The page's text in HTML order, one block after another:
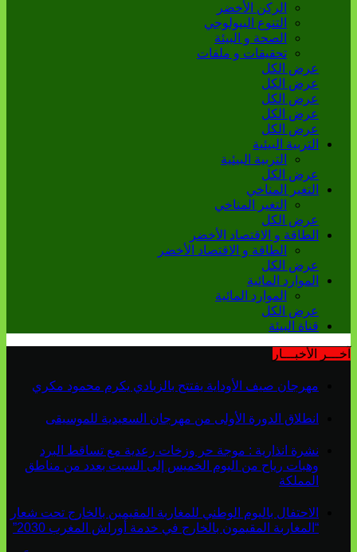
الركن الأخضر
التنوع البيولوجي
الصحة و البيئة
تحقيقات و ملفات
عرض الكل
عرض الكل
عرض الكل
عرض الكل
عرض الكل
التربية البيئية
التربية البيئية
عرض الكل
التغير المناخي
التغير المناخي
عرض الكل
الطاقة و الاقتصاد الأخضر
الطاقة و الاقتصاد الأخضر
عرض الكل
الموارد المائية
الموارد المائية
عرض الكل
قناة البيئة
آخـــر الأخبـــار
مهرجان صيف الأوداية يفتتح بالزبادي يكرم محمود مكري
انطلاق الدورة الأولى من مهرجان السعيدية للموسيقى
نشرة انذارية : موجة حر وزخات رعدية مع تساقط البرد
وهبات رياح من اليوم الخميس إلى السبت بعدد من مناطق
المملكة
الاحتفال باليوم الوطني للمغاربة المقيمين بالخارج تحت شعار
“المغاربة المقيمون بالخارج في خدمة أوراش المغرب 2030”